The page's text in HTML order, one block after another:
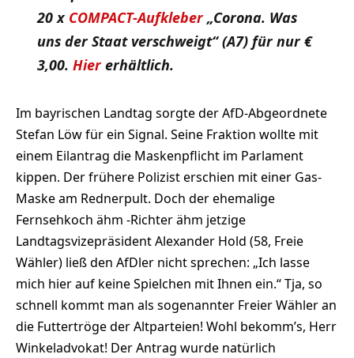
20 x COMPACT-Aufkleber„Corona. Was
uns der Staat verschweigt“ (A7) für nur €
3,00. Hiererhältlich.
Im bayrischen Landtag sorgte der AfD-Abgeordnete
Stefan Löw für ein Signal. Seine Fraktion wollte mit
einem Eilantrag die Maskenpflicht im Parlament
kippen. Der frühere Polizist erschien mit einer Gas-
Maske am Rednerpult. Doch der ehemalige
Fernsehkoch ähm -Richter ähm jetzige
Landtagsvizepräsident Alexander Hold (58, Freie
Wähler) ließ den AfDler nicht sprechen: „Ich lasse
mich hier auf keine Spielchen mit Ihnen ein.“ Tja, so
schnell kommt man als sogenannter Freier Wähler an
die Futtertröge der Altparteien! Wohl bekomm’s, Herr
Winkeladvokat! Der Antrag wurde natürlich